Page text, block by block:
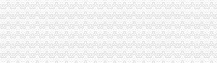
国家工商总局核名要求
深圳南山区注册公司流程及如何快速注册_搜狐财经_搜狐网
南山区工商局电话地址联系方式_搜了网
深圳南山代理注册公司哪家比较好？-商务-十堰网
南山区公司注册哪家专业？-商务-十堰网
【深圳-南山区销售代表/大客户代表（高提成+双休）_销售代表/大客户